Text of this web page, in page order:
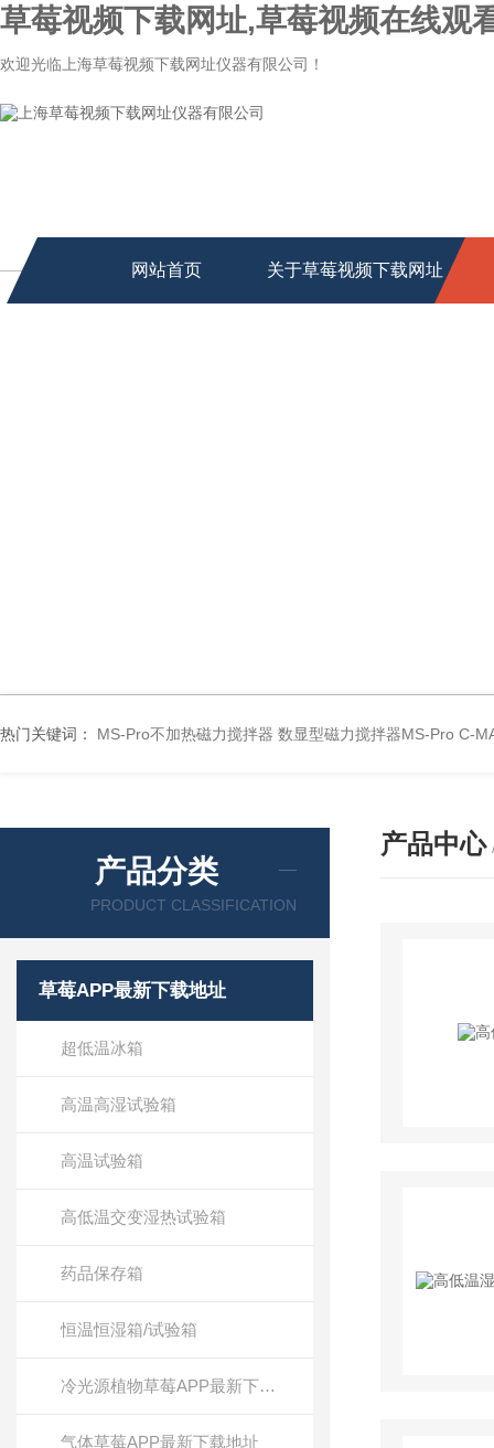
草莓视频下载网址,草莓视频在线观
欢迎光临上海草莓视频下载网址仪器有限公司！
网站首页 关于草莓视频下载网址
热门关键词： MS-Pro不加热磁力搅拌器 数显型磁力搅拌器MS-Pro C-
产品分类
PRODUCT CLASSIFICATION
草莓APP最新下载地址
超低温冰箱
高温高湿试验箱
高温试验箱
高低温交变湿热试验箱
药品保存箱
恒温恒湿箱/试验箱
冷光源植物草莓APP最新下载地址
气体草莓APP最新下载地址
产品中心